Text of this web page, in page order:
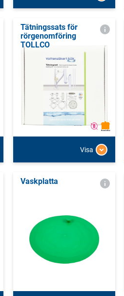
Tätningssats för
rörgenomföring
TOLLCO
Visa
Vaskplatta